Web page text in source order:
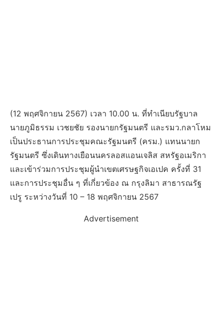
(12 พฤศจิกายน 2567) เวลา 10.00 น. ที่ทำเนียบรัฐบาล
นายภูมิธรรม เวชยชัย รองนายกรัฐมนตรี และรมว.กลาโหม
เป็นประธานการประชุมคณะรัฐมนตรี (ครม.) แทนนายก
รัฐมนตรี ซึ่งเดินทางเยือนนครลอสแอนเจลิส สหรัฐอเมริกา
และเข้าร่วมการประชุมผู้นำเขตเศรษฐกิจเอเปค ครั้งที่ 31
และการประชุมอื่น ๆ ที่เกี่ยวข้อง ณ กรุงลิมา สาธารณรัฐ
เปรู ระหว่างวันที่ 10 – 18 พฤศจิกายน 2567
Advertisement